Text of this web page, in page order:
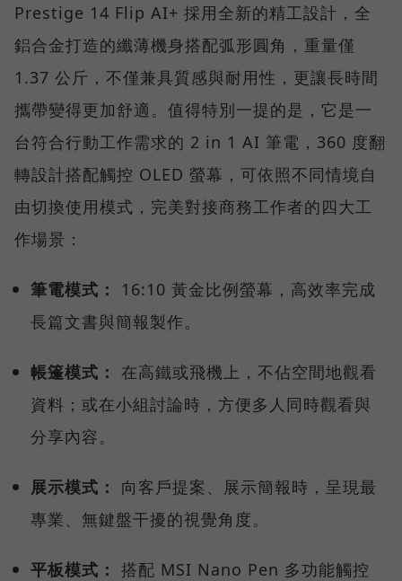
Prestige 14 Flip AI+ 採用全新的精工設計，全
鋁合金打造的纖薄機身搭配弧形圓角，重量僅
1.37 公斤，不僅兼具質感與耐用性，更讓長時間
攜帶變得更加舒適。值得特別一提的是，它是一
台符合行動工作需求的 2 in 1 AI 筆電，360 度翻
轉設計搭配觸控 OLED 螢幕，可依照不同情境自
由切換使用模式，完美對接商務工作者的四大工
作場景：
筆電模式：
16:10 黃金比例螢幕，高效率完成
長篇文書與簡報製作。
帳篷模式： 在高鐵或飛機上，不佔空間地觀看
資料；或在小組討論時，方便多人同時觀看與
分享內容。
展示模式：
向客戶提案、展示簡報時，呈現最
專業、無鍵盤干擾的視覺角度。
平板模式： 搭配 MSI Nano Pen 多功能觸控